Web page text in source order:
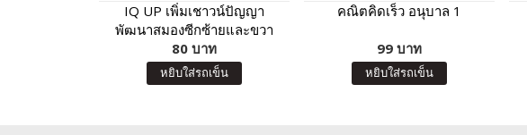
IQ UP เพิ่มเชาวน์ปัญญา
พัฒนาสมองซีกซ้ายและขวา
(สำหรับอายุ 5 ปี)
80 บาท
หยิบใส่รถเข็น
คณิตคิดเร็ว อนุบาล 1
99 บาท
หยิบใส่รถเข็น